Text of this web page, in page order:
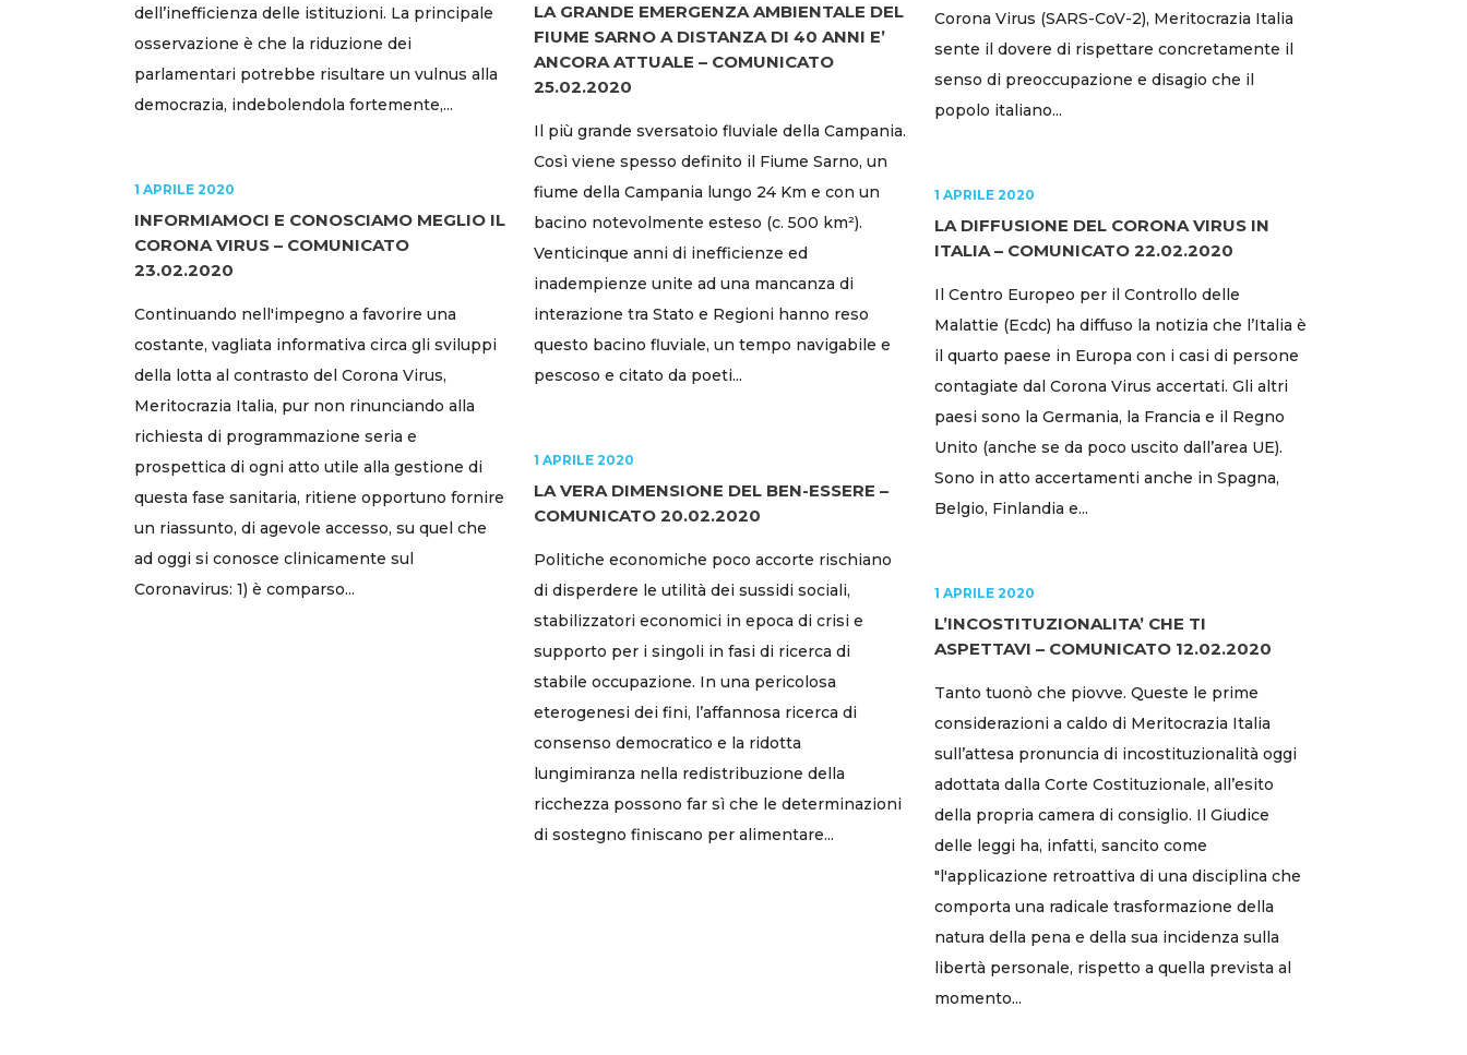
dell’inefficienza delle istituzioni. La principale
osservazione è che la riduzione dei
parlamentari potrebbe risultare un vulnus alla
democrazia, indebolendola fortemente,...
LA GRANDE EMERGENZA AMBIENTALE DEL
FIUME SARNO A DISTANZA DI 40 ANNI E’
ANCORA ATTUALE – COMUNICATO
25.02.2020
Il più grande sversatoio fluviale della Campania.
Così viene spesso definito il Fiume Sarno, un
fiume della Campania lungo 24 Km e con un
bacino notevolmente esteso (c. 500 km²).
Venticinque anni di inefficienze ed
inadempienze unite ad una mancanza di
interazione tra Stato e Regioni hanno reso
questo bacino fluviale, un tempo navigabile e
pescoso e citato da poeti...
Corona Virus (SARS-CoV-2), Meritocrazia Italia
sente il dovere di rispettare concretamente il
senso di preoccupazione e disagio che il
popolo italiano...
1 APRILE 2020
INFORMIAMOCI E CONOSCIAMO MEGLIO IL
CORONA VIRUS – COMUNICATO
23.02.2020
Continuando nell'impegno a favorire una
costante, vagliata informativa circa gli sviluppi
della lotta al contrasto del Corona Virus,
Meritocrazia Italia, pur non rinunciando alla
richiesta di programmazione seria e
prospettica di ogni atto utile alla gestione di
questa fase sanitaria, ritiene opportuno fornire
un riassunto, di agevole accesso, su quel che
ad oggi si conosce clinicamente sul
Coronavirus: 1) è comparso...
1 APRILE 2020
LA DIFFUSIONE DEL CORONA VIRUS IN
ITALIA – COMUNICATO 22.02.2020
Il Centro Europeo per il Controllo delle
Malattie (Ecdc) ha diffuso la notizia che l’Italia è
il quarto paese in Europa con i casi di persone
contagiate dal Corona Virus accertati. Gli altri
paesi sono la Germania, la Francia e il Regno
Unito (anche se da poco uscito dall’area UE).
Sono in atto accertamenti anche in Spagna,
Belgio, Finlandia e...
1 APRILE 2020
LA VERA DIMENSIONE DEL BEN-ESSERE –
COMUNICATO 20.02.2020
Politiche economiche poco accorte rischiano
di disperdere le utilità dei sussidi sociali,
stabilizzatori economici in epoca di crisi e
supporto per i singoli in fasi di ricerca di
stabile occupazione. In una pericolosa
eterogenesi dei fini, l’affannosa ricerca di
consenso democratico e la ridotta
lungimiranza nella redistribuzione della
ricchezza possono far sì che le determinazioni
di sostegno finiscano per alimentare...
1 APRILE 2020
L’INCOSTITUZIONALITA’ CHE TI
ASPETTAVI – COMUNICATO 12.02.2020
Tanto tuonò che piovve. Queste le prime
considerazioni a caldo di Meritocrazia Italia
sull’attesa pronuncia di incostituzionalità oggi
adottata dalla Corte Costituzionale, all’esito
della propria camera di consiglio. Il Giudice
delle leggi ha, infatti, sancito come
"l'applicazione retroattiva di una disciplina che
comporta una radicale trasformazione della
natura della pena e della sua incidenza sulla
libertà personale, rispetto a quella prevista al
momento...